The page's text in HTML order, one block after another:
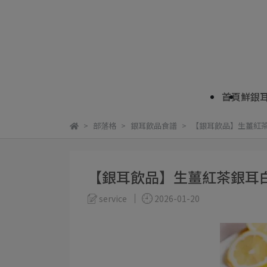
首頁鮮銀
部落格 銀耳飲品食譜 【銀耳飲品】生薑紅
【銀耳飲品】生薑紅茶銀耳
service 2026-01-20